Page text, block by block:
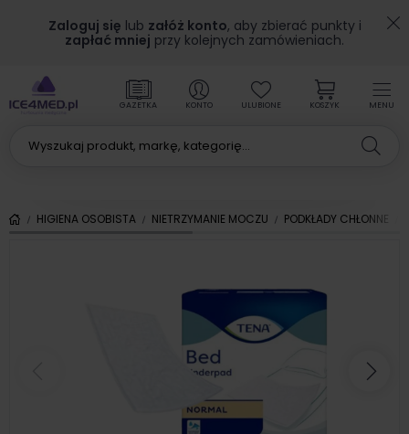
Zaloguj się lub załóż konto, aby zbierać punkty i
zapłać mniej przy kolejnych zamówieniach.
MENU
GAZETKA KONTO ULUBIONE KOSZYK
HIGIENA OSOBISTA NIETRZYMANIE MOCZU PODKŁADY CHŁONNE